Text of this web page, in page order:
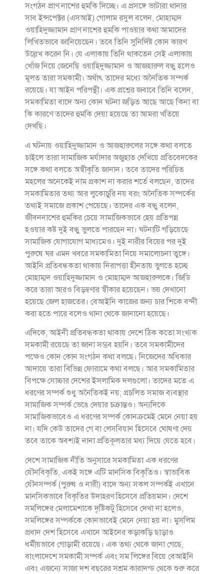
সংগঠন প্রাণ নাশের হুমকি দিচ্ছে। এ প্রসঙ্গে ভাটারা থানার
সাব ইন্সপেক্টর (এসআই) গোলাম রসুল বলেন, মোহাম্মদ
ওয়াহিদুজ্জামান প্রাণ নাশের হুমকি পাওয়ার কথা আমাদের
লিখিতভাবে জানিয়েছেন। তবে তিনি সুনির্দিষ্ট কোন কারণ
উল্লেখ করেন নি। যে এলাকায় তিনি থাকতেন সেই এলাকায়
খোঁজ নিয়ে জেনেছি ওয়াহিদুজ্জামান ও আজহারুল বন্ধু হলেও
মূলত তারা সমকামী। অর্থাৎ তাদের মধ্যে অনৈতিক সম্পর্ক
রয়েছে। যা আইন পরিপন্থী। এক প্রশ্নের জবাবে তিনি বলেন,
সমকামিতা বাদে অন্য কোন ঘটনা জড়িত আছে আছে কিনা বা
কি কারণে তাদের হুমকি দেয়া হয়েছে তা আমরা খতিয়ে
দেখছি।
এ ঘটনায় ওয়াহিদুজ্জামান ও আজহারুলের সঙ্গে কথা বলতে
চাইলে তারা সামাজিক মর্যাদার অজুহাত দেখিয়ে প্রতিবেদকের
সঙ্গে কথা বলতে অস্বীকৃতি জানান। তবে তাদের পরিচিত
মহলের অনেকেই নাম প্রকাশ না করার শর্তে বলছেন, তাদের
সমকামিতার তথ্য আর লুকোচুরি নয় বরং অনৈতিক সম্পর্কের
তথ্যই সমাজে প্রকাশ পেয়েছে। তাদের এক বন্ধু বলেন,
জীবননাশের হুমকির চেয়ে সামাজিকভাবে হেয় প্রতিপন্ন
হওয়ার কষ্ট দুই বন্ধু ভুলতে পারছেন না। ঘটনাটি গড়িয়েছে
সামাজিক যোগাযোগ মাধ্যমেও। দুই নারীর বিয়ের পর দুই
পুরুষে ঘর এমন খবরে সমকামিতা নিয়ে সমালোচনা তুঙ্গে।
আইনি প্রতিবন্ধকতা থাকায় নিরাপত্তা হীনতায় ভুগতে হচ্ছে
মোহাম্মদ ওয়াহিদুজ্জামান ও মোহাম্মদ আজহারুলকে। জিডি
করে তারা আরও বিড়ম্বণার স্বীকার হয়েছেন। ভয় দেখানো
হয়েছে জেল হাজতের। বেআইনি কাজের জন্য চার শিকে বন্দী
করা হতে পারে বলেও থানা থেকে জানানো হয়েছে।
এদিকে, আইনী প্রতিবন্ধকতা থাকায় দেশে ঠিক কতো সংখ্যক
সমকামী রয়েছে তা জানা সম্ভব হয়নি। তবে সমকামীদের
পক্ষেও কোন কোন সংগঠন কথা বলছে। নিজেদের অধিকার
আদায়ে তারা বিভিন্ন ফোরামে কথা বলছে। আর সমকামিতার
বিপক্ষে সোচ্চার দেশের ইসলামিক দলগুলো। তাদের মতে এ
ধরণের সম্পর্ক শুধু অনৈতিকই নয়; প্রচলিত সমাজ ব্যবস্থার
সামাজিক সম্পর্ক ভেঙে দেয়ার চক্রান্তও। অন্যদিকে
সামাজিকভাবেও এ ধরণের সম্পর্ক কোনক্রমেই মেনে নেয়া হয়
না। যদি কেউ তাদের গে বা লেসবিয়ান হিসেবে ঘোষণা দেয়
তবে তাকে অবশ্যই নানা প্রতিকূলতার মধ্য দিয়ে যেতে হবে।
দেশে সামাজিক নীতি অনুসারে সমকামিতা এক ধরণের
যৌনবিকৃতি, একই সঙ্গে এটি মানসিক বিকৃতিও। স্বাভাবিক
যৌনসম্পর্ক (পুরুষ ও নারী) বাদে অন্য সকল সম্পর্কই এখানে
মানসিকভাবে বিকৃতির উদাহরণ হিসেবে প্রতিয়মান। দেশে
সমলিঙ্গের মেলামেশাকে দৃষ্টিকটু হিসেবে দেখা না হলেও,
সমলিঙ্গের সম্পর্ককে কোনভাবেই মেনে নেয়া হয় না। মুসলিম
প্রধান দেশ হিসেবে এখানে আইনের কড়াকড়ি ছাড়াও
ধর্মীয়ভাবে গোড়ামী রয়েছে। এক তথ্য থেকে জানা গেছে,
বাংলাদেশে সমকামী সম্পর্ক এবং সম লিঙ্গের বিয়ে বেআইনি
এবং এজন্যে সাজা দশ বছরের সশ্রম কারাদন্ড থেকে শুরু করে